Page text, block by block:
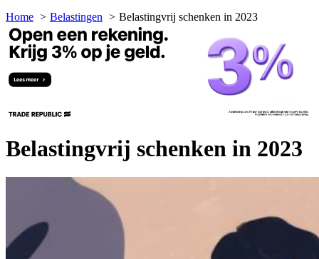
Home
Belastingen Belastingvrij schenken in 2023
Belastingvrij schenken in 2023